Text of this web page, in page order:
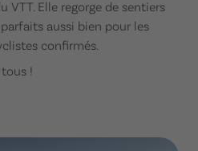
VTT. Elle regorge de sentiers
aussi bien pour les
confirmés.
!